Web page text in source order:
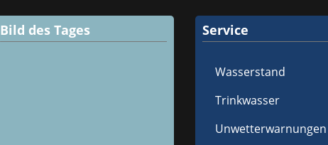
Bild des Tages Service
Wasserstand
Trinkwasser
Unwetterwarnungen